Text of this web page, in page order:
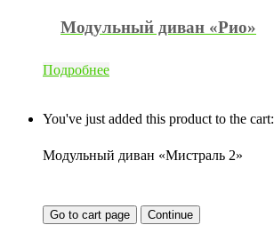
Модульный диван «Рио»
Подробнее
You've just added this product to the cart:
Модульный диван «Мистраль 2»
Go to cart page Continue